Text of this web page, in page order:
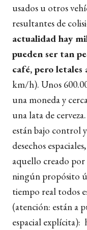
usados u otros
resultantes de
actualidad hay
pueden ser tan
café, pero letales
km/h). Unos
una moneda y
una lata de
están bajo control
desechos
aquello creado
ningún propósito
tiempo real todos
(atención: están a
espacial explícita):